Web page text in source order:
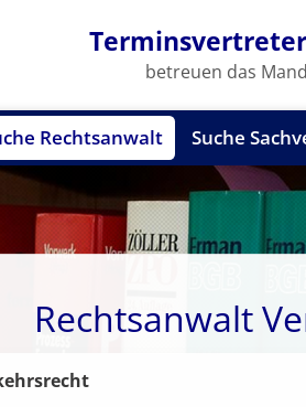
betreuen das
Rechtsanwalt Suche
Rechtsanwalt